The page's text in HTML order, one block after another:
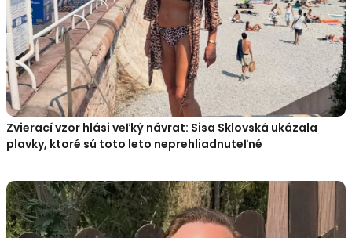
Zvierací vzor hlási veľký návrat: Sisa Sklovská ukázala
plavky, ktoré sú toto leto neprehliadnuteľné